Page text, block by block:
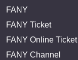
FANY
FANY Ticket
FANY Online Ticket
FANY Channel